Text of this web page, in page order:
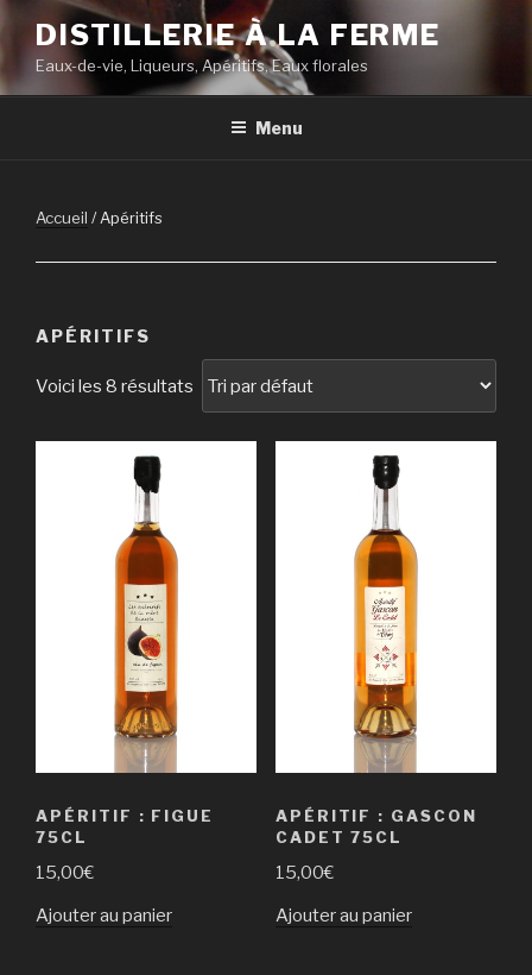
contenu
principal
DISTILLERIE À LA FERME
Eaux-de-vie, Liqueurs, Apéritifs, Eaux florales
Menu
Accueil / Apéritifs
APÉRITIFS
Voici les 8 résultats
APÉRITIF : FIGUE
75CL
15,00€
Ajouter au panier
APÉRITIF : GASCON
CADET 75CL
15,00€
Ajouter au panier